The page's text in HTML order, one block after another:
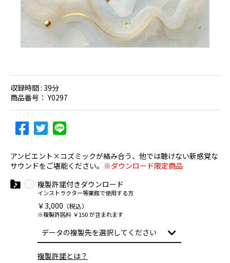
収録時間 : 39分
商品番号：Y0297
アンビエント×コズミックが絡み合う、他では聴けない新感覚な
サウンドをご堪能ください。 ※ダウンロード限定商品
複製許諾付きダウンロード
インストラクター等業務で使用する方
￥3,000 （税込）
※複製許諾料 ￥150 が含まれます
複製許諾とは？